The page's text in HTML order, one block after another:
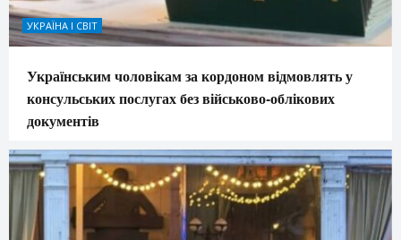
УКРАЇНА І СВІТ
Українським чоловікам за кордоном відмовлять у
консульських послугах без військово-облікових
документів